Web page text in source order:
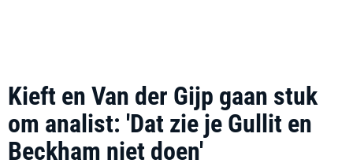
Kieft en Van der Gijp gaan stuk
om analist: 'Dat zie je Gullit en
Beckham niet doen'